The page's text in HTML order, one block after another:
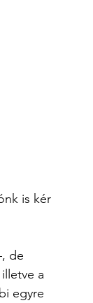
is kér
de
a
egyre